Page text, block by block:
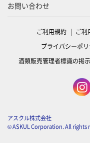
お問い合わせ
ご利用規約 ご利
プライバシーポ
酒類販売管理者標識の掲示
アスクル株式会社
© ASKUL Corporation. All rights